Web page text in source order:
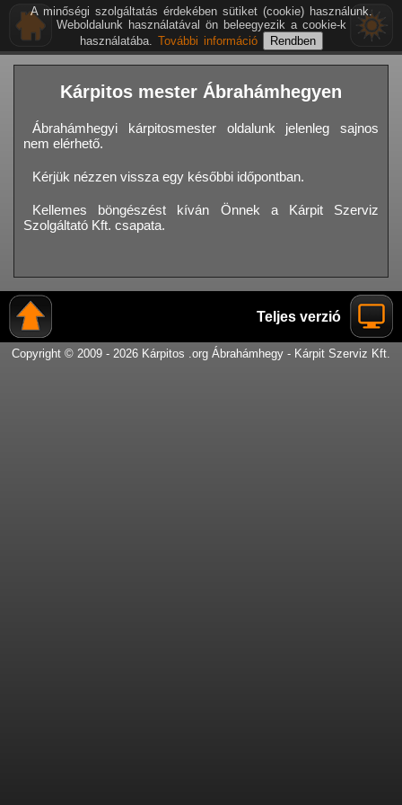
Kárpitos mester Ábrahámhegyen
Ábrahámhegyi kárpitosmester oldalunk jelenleg sajnos
nem elérhető.
Kérjük nézzen vissza egy későbbi időpontban.
Kellemes böngészést kíván Önnek a Kárpit Szerviz
Szolgáltató Kft. csapata.
Teljes verzió
Copyright © 2009 - 2026 Kárpitos .org Ábrahámhegy - Kárpit Szerviz Kft.
A minőségi szolgáltatás érdekében sütiket (cookie) használunk.
Weboldalunk használatával ön beleegyezik a cookie-k
használatába. További információ